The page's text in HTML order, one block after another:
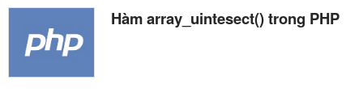
Hàm array_uintesect() trong PHP